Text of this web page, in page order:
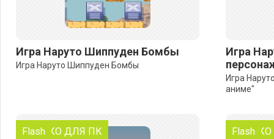
Игра Наруто Шиппуден Бомбы
Игра Наруто Шиппуден Бомбы
Игра
Игра
аниме"
ТОЛЬКО ДЛЯ ПК
Flash Flash